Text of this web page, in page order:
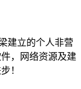
建立的个人非营
，网络资源及建
！